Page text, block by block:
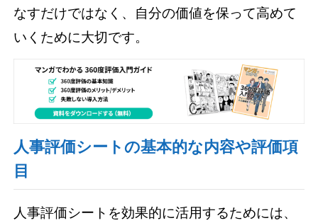
なすだけではなく、自分の価値を保って高めて
いくために大切です。
人事評価シートの基本的な内容や評価項
目
人事評価シートを効果的に活用するためには、